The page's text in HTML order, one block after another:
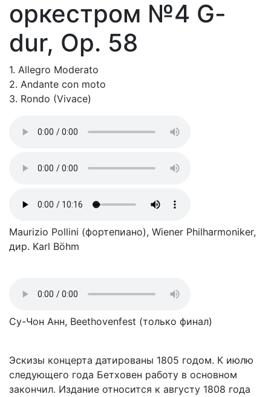
оркестром №4 G-
dur, Op. 58
1. Allegro Moderato
2. Andante con moto
3. Rondo (Vivace)
Maurizio Pollini (фортепиано), Wiener Philharmoniker,
дир. Karl Böhm
Су-Чон Анн, Beethovenfest (только финал)
Эскизы концерта датированы 1805 годом. К июлю
следующего года Бетховен работу в основном
закончил. Издание относится к августу 1808 года